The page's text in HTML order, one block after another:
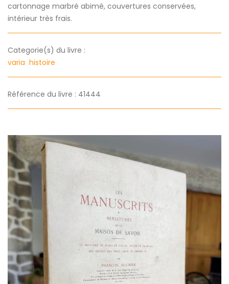
cartonnage marbré abimé, couvertures conservées,
intérieur très frais.
Categorie(s) du livre :
varia histoire
Référence du livre : 41444